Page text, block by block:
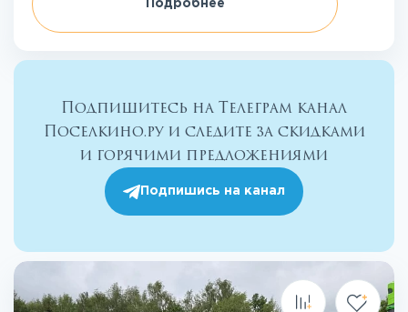
Подробнее
Подпишитесь на Телеграм канал
Поселкино.ру и следите за скидками
и горячими предложениями
Подпишись на канал